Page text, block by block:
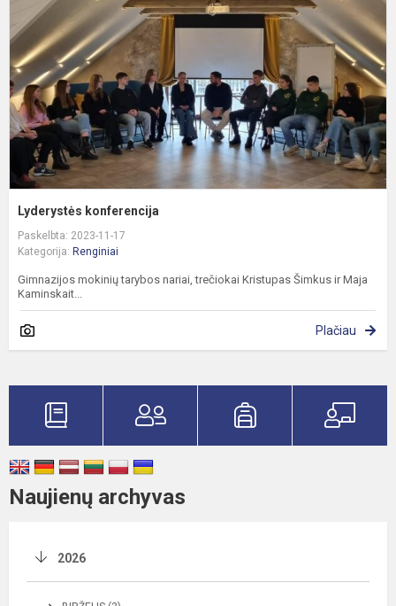
Lyderystės konferencija
Paskelbta: 2023-11-17
Kategorija: Renginiai
Gimnazijos mokinių tarybos nariai, trečiokai Kristupas Šimkus ir Maja
Kaminskait...
Plačiau
Naujienų archyvas
2026